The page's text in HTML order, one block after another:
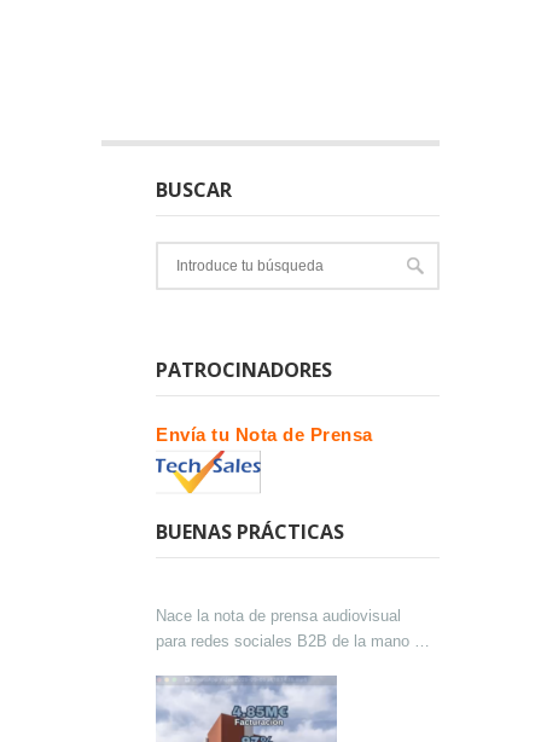
BUSCAR
PATROCINADORES
Envía tu Nota de Prensa
BUENAS PRÁCTICAS
Nace la nota de prensa audiovisual
para redes sociales B2B de la mano de